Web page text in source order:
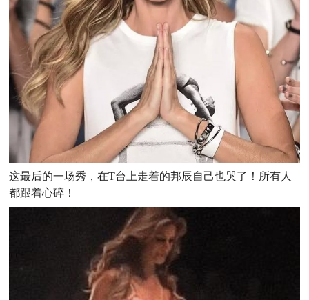
这最后的一场秀，在T台上走着的邦辰自己也哭了！所有人
都跟着心碎！